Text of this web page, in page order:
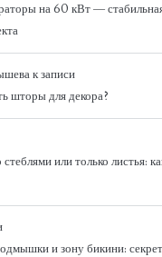
на 60 кВт —
к записи
шторы для декора?
или только листья:
и зону бикини: